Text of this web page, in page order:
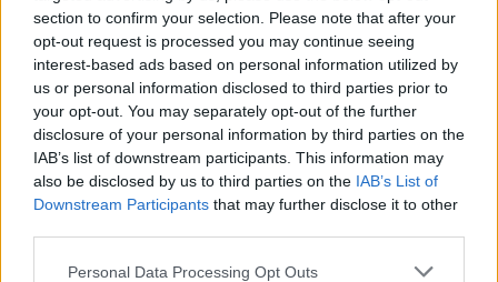
section to confirm your selection. Please note that after your
opt-out request is processed you may continue seeing
interest-based ads based on personal information utilized by
us or personal information disclosed to third parties prior to
your opt-out. You may separately opt-out of the further
disclosure of your personal information by third parties on the
IAB’s list of downstream participants. This information may
also be disclosed by us to third parties on the IAB’s List of
Downstream Participants that may further disclose it to other
Please note that this website/app uses one or more Google
Personal Data Processing Opt Outs